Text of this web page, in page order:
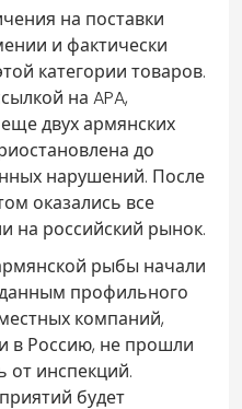
на поставки
и фактически
категории товаров.
на APA,
двух армянских
до
нарушений. После
оказались все
на российский рынок.
рыбы начали
профильного
компаний,
в Россию, не прошли
от инспекций.
будет